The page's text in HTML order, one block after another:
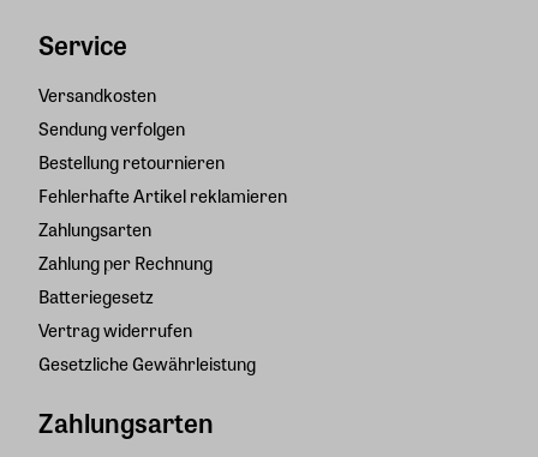
Service
Versandkosten
Sendung verfolgen
Bestellung retournieren
Fehlerhafte Artikel reklamieren
Zahlungsarten
Zahlung per Rechnung
Batteriegesetz
Vertrag widerrufen
Gesetzliche Gewährleistung
Zahlungsarten